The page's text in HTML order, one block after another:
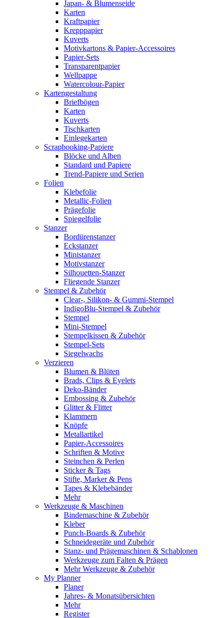
Japan- & Blumenseide
Karten
Kraftpapier
Krepppapier
Kuverts
Motivkartons & Papier-Accessoires
Papier-Sets
Transparentpapier
Wellpappe
Watercolour-Papier
Kartengestaltung
Briefbögen
Karten
Kuverts
Tischkarten
Einlegekarten
Scrapbooking-Papiere
Blöcke und Alben
Standard und Papiere
Trend-Papiere und Serien
Folien
Klebefolie
Metallic-Folien
Prägefolie
Spiegelfolie
Stanzer
Bordürenstanzer
Eckstanzer
Ministanzer
Motivstanzer
Silhouetten-Stanzer
Fliegende Stanzer
Stempel & Zubehör
Clear-, Silikon- & Gummi-Stempel
IndigoBlu-Stempel & Zubehör
Stempel
Mini-Stempel
Stempelkissen & Zubehör
Stempel-Sets
Siegelwachs
Verzieren
Blumen & Blüten
Brads, Clips & Eyelets
Deko-Bänder
Embossing & Zubehör
Glitter & Flitter
Klammern
Knöpfe
Metallartikel
Papier-Accessoires
Schriften & Motive
Steinchen & Perlen
Sticker & Tags
Stifte, Marker & Pens
Tapes & Klebebänder
Mehr
Werkzeuge & Maschinen
Bindemaschine & Zubehör
Kleber
Punch-Boards & Zubehör
Schneidegeräte und Zubehör
Stanz- und Prägemaschinen & Schablonen
Werkzeuge zum Falten & Prägen
Mehr Werkzeuge & Zubehör
My Planner
Planer
Jahres- & Monatsübersichten
Mehr
Register